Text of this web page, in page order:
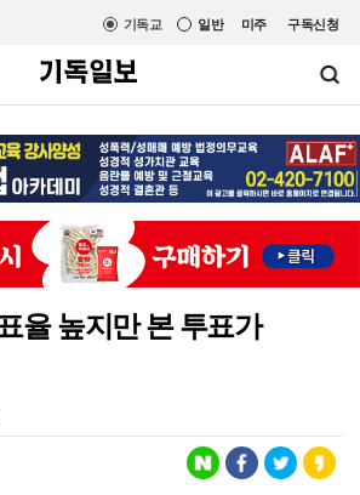
미주 구독신청
일반
기독교
율 높지만 본 투표가